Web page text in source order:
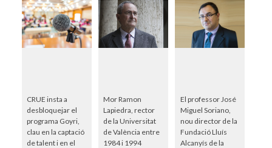
CRUE insta a
desbloquejar el
programa Goyri,
clau en la captació
de talent i en el
Mor Ramon
Lapiedra, rector
de la Universitat
de València entre
1984 i 1994
El professor José
Miguel Soriano,
nou director de la
Fundació Lluís
Alcanyís de la